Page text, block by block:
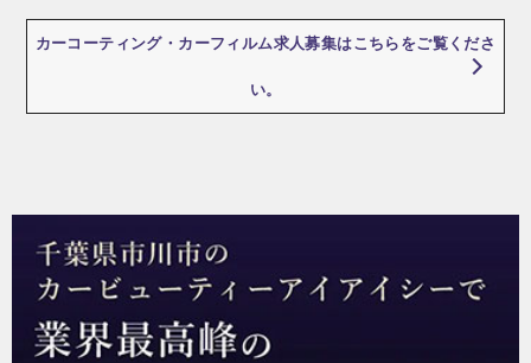
シ
カーコーティング・カーフィルム求人募集はこちらをご覧くださ
い。